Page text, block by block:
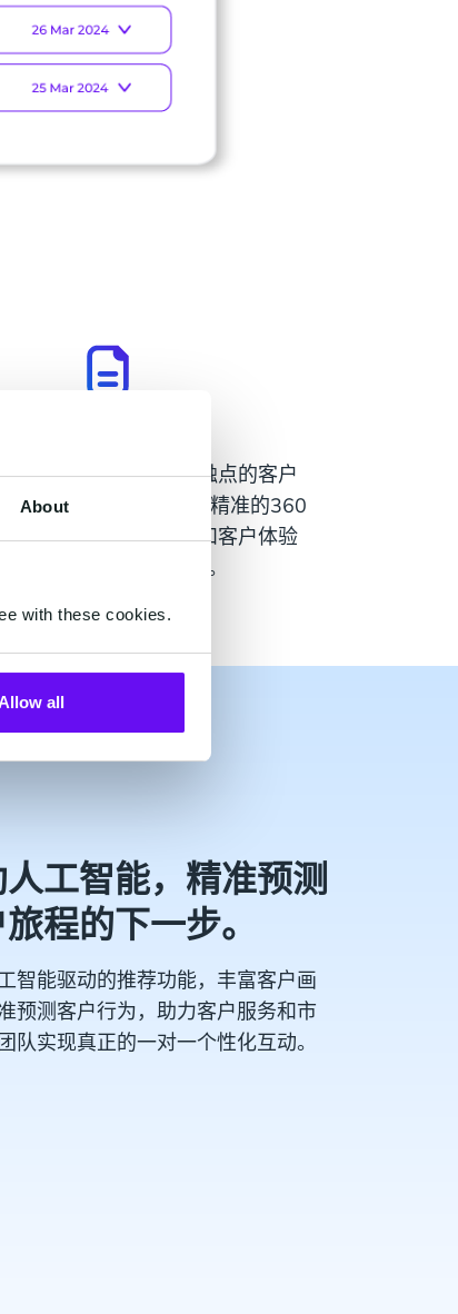
About
with these cookies.
all
自不同渠道、设备和触点的客户
高效整合，形成全面且精准的360
画像，为个性化营销和客户体验
优化提供坚实的数据基础。
工智能，精准预测
程的下一步。
智能驱动的推荐功能，丰富客户画
预测客户行为，助力客户服务和市
队实现真正的一对一个性化互动。